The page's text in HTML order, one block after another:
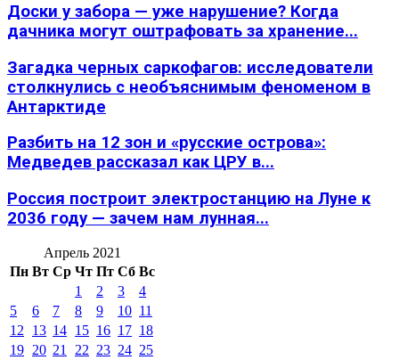
Доски у забора — уже нарушение? Когда
дачника могут оштрафовать за хранение...
Загадка черных саркофагов: исследователи
столкнулись с необъяснимым феноменом в
Антарктиде
Разбить на 12 зон и «русские острова»:
Медведев рассказал как ЦРУ в...
Россия построит электростанцию на Луне к
2036 году — зачем нам лунная...
Апрель 2021
Пн Вт Ср Чт Пт Сб Вс
1
2 3
4
5
6 7 8 9 10 11
12
13 14 15 16 17 18
19 20 21 22 23 24 25